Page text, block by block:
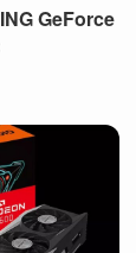
GeForce